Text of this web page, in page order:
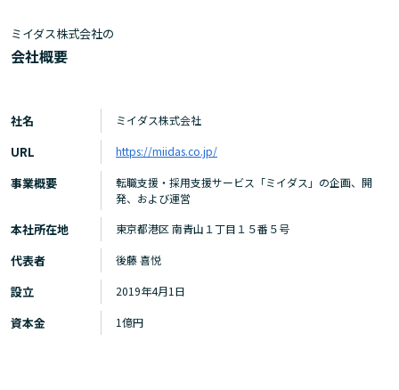
ミイダス株式会社の
会社概要
社名 ミイダス株式会社
URL https://miidas.co.jp/
事業概要
転職支援・採用支援サービス「ミイダス」の企画、開
発、および運営
本社所在地 東京都港区 南青山１丁目１５番５号
代表者 後藤 喜悦
設立 2019年4月1日
資本金 1億円